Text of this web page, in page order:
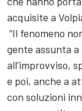
acquisite a
“Il fenomeno
gente assunta
all’improvviso,
e poi, anche a
con soluzioni